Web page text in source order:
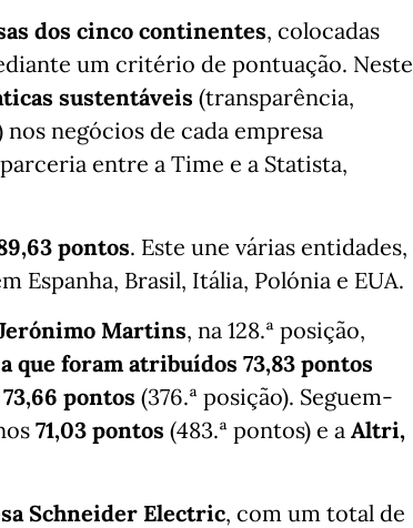
dos cinco continentes, colocadas
um critério de pontuação. Neste
sustentáveis (transparência,
negócios de cada empresa
entre a Time e a Statista,
pontos. Este une várias entidades,
Espanha, Brasil, Itália, Polónia e EUA.
Martins, na 128.ª posição,
a que foram atribuídos 73,83 pontos
pontos (376.ª posição). Seguem-
71,03 pontos (483.ª pontos) e a Altri,
Schneider Electric, com um total de